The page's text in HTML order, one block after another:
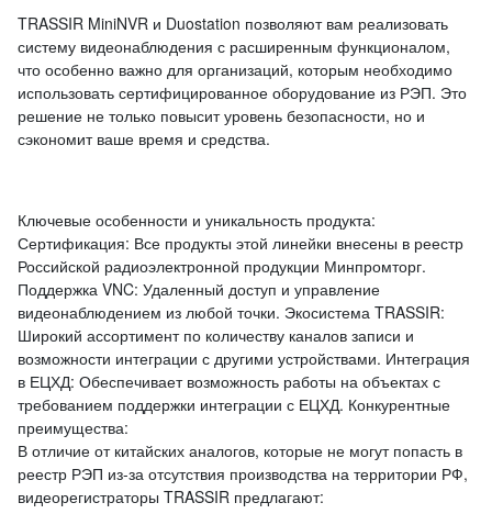
TRASSIR MiniNVR и Duostation позволяют вам реализовать
систему видеонаблюдения с расширенным функционалом,
что особенно важно для организаций, которым необходимо
использовать сертифицированное оборудование из РЭП. Это
решение не только повысит уровень безопасности, но и
сэкономит ваше время и средства.
Ключевые особенности и уникальность продукта:
Сертификация: Все продукты этой линейки внесены в реестр
Российской радиоэлектронной продукции Минпромторг.
Поддержка VNC: Удаленный доступ и управление
видеонаблюдением из любой точки. Экосистема TRASSIR:
Широкий ассортимент по количеству каналов записи и
возможности интеграции с другими устройствами. Интеграция
в ЕЦХД: Обеспечивает возможность работы на объектах с
требованием поддержки интеграции с ЕЦХД. Конкурентные
преимущества:
В отличие от китайских аналогов, которые не могут попасть в
реестр РЭП из-за отсутствия производства на территории РФ,
видеорегистраторы TRASSIR предлагают: